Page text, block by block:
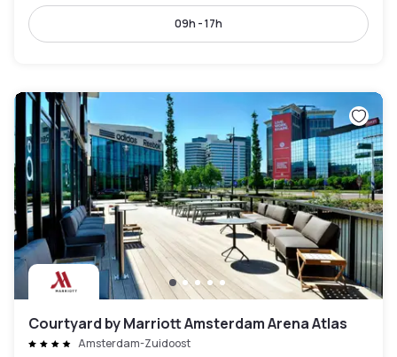
09h - 17h
Courtyard by Marriott Amsterdam Arena Atlas
Amsterdam-Zuidoost